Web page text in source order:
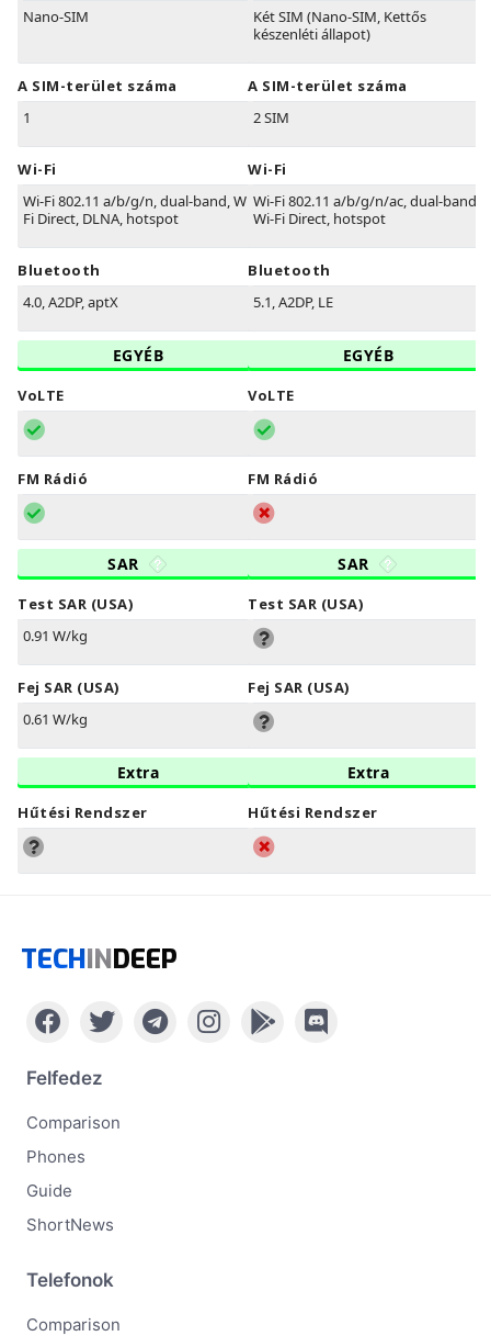
Nano-SIM
A SIM-terület száma
1
Wi-Fi
Wi-Fi 802.11 a/b/g/n, dual-band, Wi-
Fi Direct, DLNA, hotspot
Bluetooth
4.0, A2DP, aptX
EGYÉB
VoLTE
FM Rádió
SAR
Test SAR (USA)
0.91 W/kg
Fej SAR (USA)
0.61 W/kg
Extra
Hűtési Rendszer
Két SIM (Nano-SIM, Kettős
készenléti állapot)
A SIM-terület száma
2 SIM
Wi-Fi
Wi-Fi 802.11 a/b/g/n/ac, dual-band,
Wi-Fi Direct, hotspot
Bluetooth
5.1, A2DP, LE
EGYÉB
VoLTE
FM Rádió
SAR
Test SAR (USA)
Fej SAR (USA)
Extra
Hűtési Rendszer
TECHINDEEP
Felfedez
Comparison
Phones
Guide
ShortNews
Telefonok
Comparison